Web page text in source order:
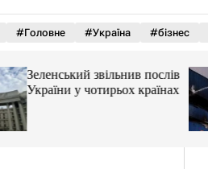
#Головне #Україна #бізнес
Зеленський звільнив послів
України у чотирьох країнах